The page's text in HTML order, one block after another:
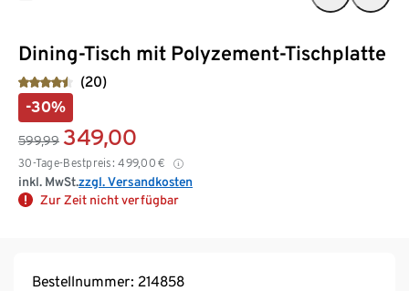
Dining-Tisch mit Polyzement-Tischplatte
(20)
-30%
599,99 349,00
30-Tage-Bestpreis: 499,00 €
inkl. MwSt.zzgl. Versandkosten
Zur Zeit nicht verfügbar
Bestellnummer: 214858